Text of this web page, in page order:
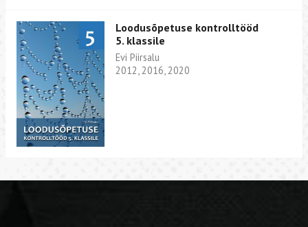
Loodusõpetuse kontrolltööd
5. klassile
Evi Piirsalu
2012, 2016, 2020